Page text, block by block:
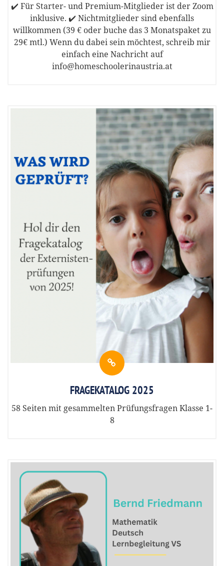
✔️ Für Starter- und Premium-Mitglieder ist der Zoom
inklusive. ✔️ Nichtmitglieder sind ebenfalls
willkommen (39 € oder buche das 3 Monatspaket zu
29€ mtl.) Wenn du dabei sein möchtest, schreib mir
einfach eine Nachricht auf
info@homeschoolerinaustria.at
FRAGEKATALOG 2025
58 Seiten mit gesammelten Prüfungsfragen Klasse 1-
8